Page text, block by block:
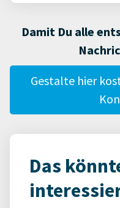
Damit Du alle
Gestalte hier
Das